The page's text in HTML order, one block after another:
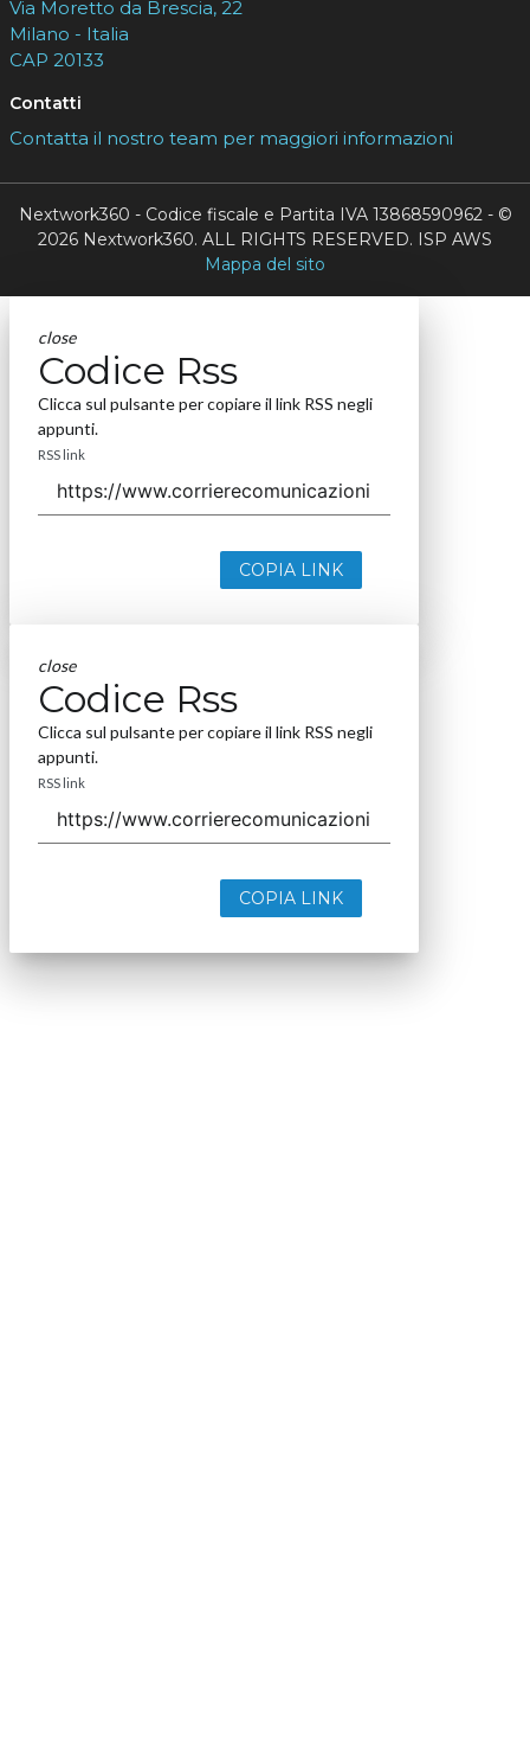
Via Moretto da Brescia, 22
Milano - Italia
CAP 20133
Contatti
Contatta il nostro team per maggiori informazioni
Nextwork360 - Codice fiscale e Partita IVA 13868590962 - ©
2026 Nextwork360. ALL RIGHTS RESERVED. ISP AWS
Mappa del sito
close
Codice Rss
Clicca sul pulsante per copiare il link RSS negli
appunti.
RSS link
COPIA LINK
close
Codice Rss
Clicca sul pulsante per copiare il link RSS negli
appunti.
RSS link
COPIA LINK